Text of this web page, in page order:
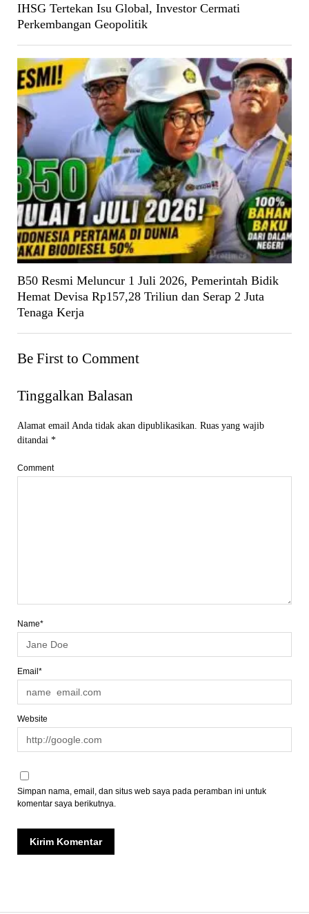
IHSG Tertekan Isu Global, Investor Cermati
Perkembangan Geopolitik
B50 Resmi Meluncur 1 Juli 2026, Pemerintah Bidik
Hemat Devisa Rp157,28 Triliun dan Serap 2 Juta
Tenaga Kerja
Be First to Comment
Tinggalkan Balasan
Alamat email Anda tidak akan dipublikasikan. Ruas yang wajib
ditandai *
Comment
Name*
Email*
Website
Simpan nama, email, dan situs web saya pada peramban ini untuk
komentar saya berikutnya.